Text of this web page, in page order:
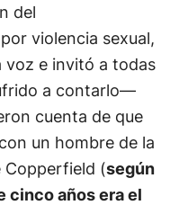
del
violencia sexual,
voz e invitó a todas
a contarlo—
cuenta de que
un hombre de la
Copperfield (según
cinco años era el